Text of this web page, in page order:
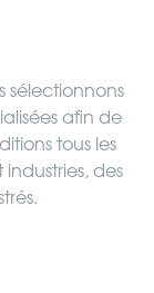
sélectionnons
afin de
tous les
des